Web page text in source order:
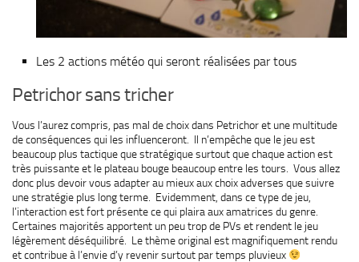
Les 2 actions météo qui seront réalisées par tous
Petrichor sans tricher
Vous l’aurez compris, pas mal de choix dans Petrichor et une multitude
de conséquences qui les influenceront. Il n’empêche que le jeu est
beaucoup plus tactique que stratégique surtout que chaque action est
très puissante et le plateau bouge beaucoup entre les tours. Vous allez
donc plus devoir vous adapter au mieux aux choix adverses que suivre
une stratégie plus long terme. Evidemment, dans ce type de jeu,
l’interaction est fort présente ce qui plaira aux amatrices du genre.
Certaines majorités apportent un peu trop de PVs et rendent le jeu
légèrement déséquilibré. Le thème original est magnifiquement rendu
et contribue à l’envie d’y revenir surtout par temps pluvieux